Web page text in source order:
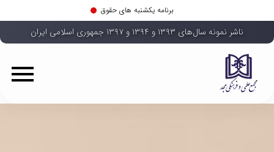
برنامه یکشنبه های حقوق
ناشر نمونه سال‌های ۱۳۹۳ و ۱۳۹۴ و ۱۳۹۷ جمهوری اسلامی ایران